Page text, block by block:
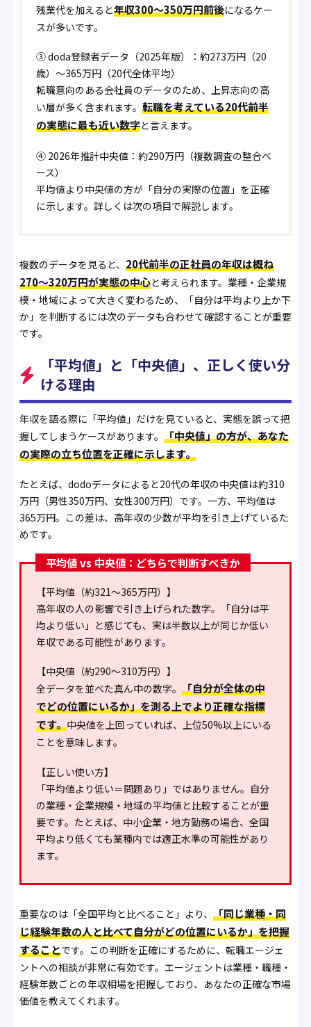
残業代を加えると年収300〜350万円前後になるケー
スが多いです。
③doda登録者データ（2025年版）：約273万円（20
歳）〜365万円（20代全体平均）
転職意向のある会社員のデータのため、上昇志向の高
い層が多く含まれます。 転職を考えている20代前半
の実態に最も近い数字と言えます。
④ 2026年推計中央値：約290万円（複数調査の整合ベ
ース）
平均値より中央値の方が「自分の実際の位置」を正確
に示します。詳しくは次の項目で解説します。
複数のデータを見ると、 20代前半の正社員の年収は概ね
270〜320万円が実態の中心と考えられます。業種・企業規
模・地域によって大きく変わるため、「自分は平均より上か下
か」を判断するには次のデータも合わせて確認することが重要
です。
「平均値」と「中央値」、正しく使い分
ける理由
年収を語る際に「平均値」だけを見ていると、実態を誤って把
握してしまうケースがあります。 「中央値」の方が、あなた
の実際の立ち位置を正確に示します。
たとえば、dodoデータによると20代の年収の中央値は約310
万円（男性350万円、女性300万円）です。一方、平均値は
365万円。この差は、高年収の少数が平均を引き上げているた
めです。
平均値 vs 中央値：どちらで判断すべきか
【平均値（約321〜365万円）】
高年収の人の影響で引き上げられた数字。「自分は平
均より低い」と感じても、実は半数以上が同じか低い
年収である可能性があります。
【中央値（約290〜310万円）】
全データを並べた真ん中の数字。 「自分が全体の中
でどの位置にいるか」を測る上でより正確な指標
です。中央値を上回っていれば、上位50%以上にいる
ことを意味します。
【正しい使い方】
「平均値より低い＝問題あり」ではありません。自分
の業種・企業規模・地域の平均値と比較することが重
要です。たとえば、中小企業・地方勤務の場合、全国
平均より低くても業種内では適正水準の可能性があり
ます。
重要なのは「全国平均と比べること」より、 「同じ業種・同
じ経験年数の人と比べて自分がどの位置にいるか」を把握
することです。この判断を正確にするために、転職エージェ
ントへの相談が非常に有効です。エージェントは業種・職種・
経験年数ごとの年収相場を把握しており、あなたの正確な市場
価値を教えてくれます。